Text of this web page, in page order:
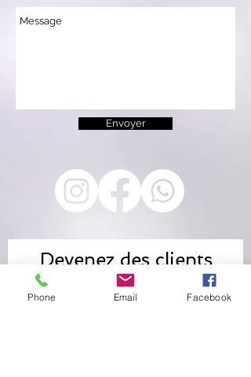
Envoyer
Devenez des clients
privilégiés
Phone Email Facebook